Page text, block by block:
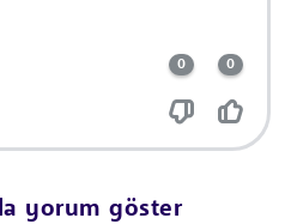
0 0
yorum göster